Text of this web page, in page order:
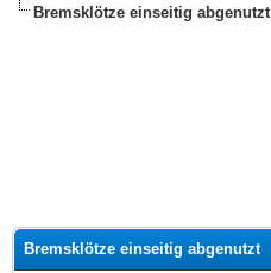
Bremsklötze einseitig abgenutzt
Bremsklötze einseitig abgenutzt